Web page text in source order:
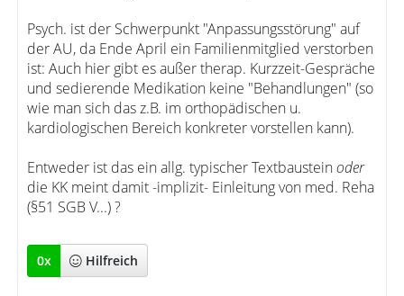
Psych. ist der Schwerpunkt "Anpassungsstörung" auf
der AU, da Ende April ein Familienmitglied verstorben
ist: Auch hier gibt es außer therap. Kurzzeit-Gespräche
und sedierende Medikation keine "Behandlungen" (so
wie man sich das z.B. im orthopädischen u.
kardiologischen Bereich konkreter vorstellen kann).
Entweder ist das ein allg. typischer Textbausteinoder
die KK meint damit -implizit- Einleitung von med. Reha
(§51 SGB V...) ?
0x Hilfreich